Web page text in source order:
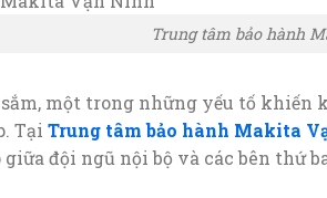
Trung tâm bảo hành
một trong những yếu tố khiến
Tại Trung tâm bảo hành Makita
đội ngũ nội bộ và các bên thứ